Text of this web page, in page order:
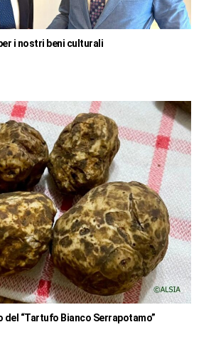
i nostri beni culturali
del “Tartufo Bianco Serrapotamo”